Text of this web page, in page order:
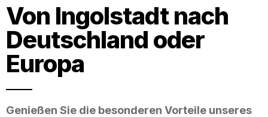
Von Ingolstadt nach
Deutschland oder
Europa
Genießen Sie die besonderen Vorteile unseres